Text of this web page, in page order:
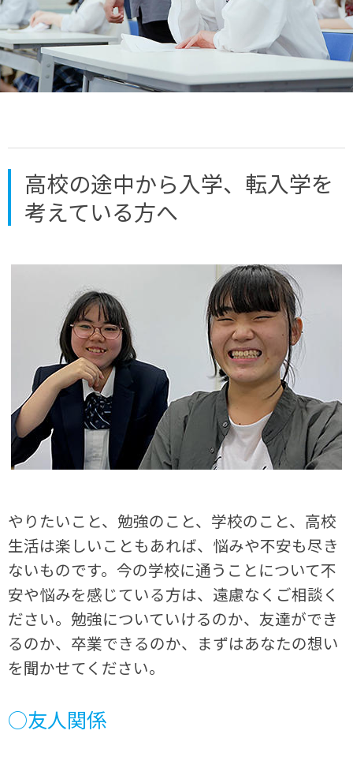
高校の途中から入学、転入学を
考えている方へ
やりたいこと、勉強のこと、学校のこと、高校
生活は楽しいこともあれば、悩みや不安も尽き
ないものです。今の学校に通うことについて不
安や悩みを感じている方は、遠慮なくご相談く
ださい。勉強についていけるのか、友達ができ
るのか、卒業できるのか、まずはあなたの想い
を聞かせてください。
○友人関係